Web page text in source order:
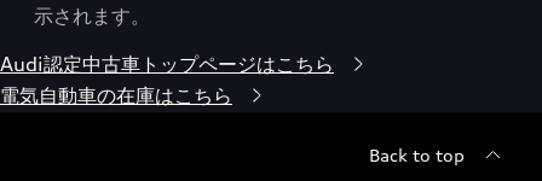
示されます。
Audi認定中古車トップページはこちら
電気自動車の在庫はこちら
Back to top